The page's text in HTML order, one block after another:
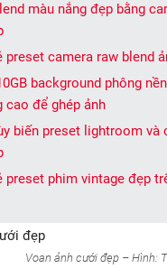
màu nắng đẹp bằng
preset camera raw blend
background phông
cao để ghép ảnh
biến preset lightroom và
preset phim vintage đẹp
Voan ảnh cưới đẹp – Hình: